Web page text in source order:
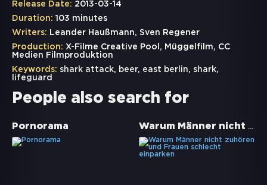
Release Date: 2013-03-14
Duration: 103 minutes
Writers: Leander Haußmann, Sven Regener
Production: X-Filme Creative Pool, Müggelfilm, CC
Medien Filmproduktion
Keywords: shark attack, beer, east berlin, shark,
lifeguard
People also search for
Pornorama Warum Männer nicht zuhören und Frauen schlecht einparken